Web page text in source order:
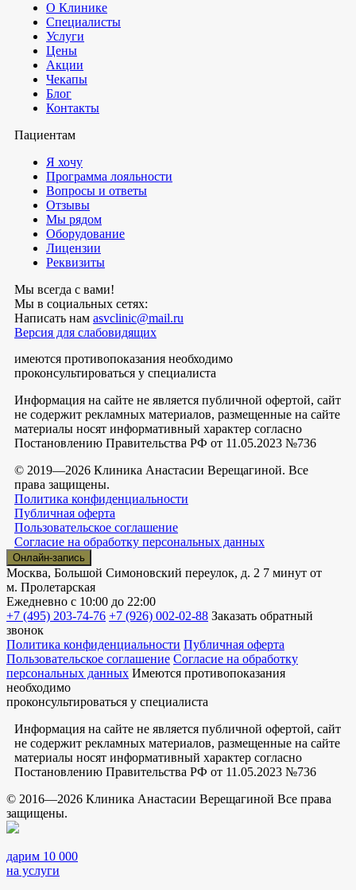
О Клинике
Специалисты
Услуги
Цены
Акции
Чекапы
Блог
Контакты
Пациентам
Я хочу
Программа лояльности
Вопросы и ответы
Отзывы
Мы рядом
Оборудование
Лицензии
Реквизиты
Мы всегда с вами!
Мы в социальных сетях:
Написать нам asvclinic@mail.ru
Версия для слабовидящих
имеются противопоказания необходимо
проконсультироваться у специалиста
Информация на сайте не является публичной офертой, сайт
не содержит рекламных материалов, размещенные на сайте
материалы носят информативный характер согласно
Постановлению Правительства РФ от 11.05.2023 №736
© 2019—2026 Клиника Анастасии Верещагиной. Все
права защищены.
Политика конфиденциальности
Публичная оферта
Пользовательское соглашение
Согласие на обработку персональных данных
Онлайн-запись
Москва, Большой Симоновский переулок, д. 2 7 минут от
м. Пролетарская
Ежедневно с 10:00 до 22:00
+7 (495) 203-74-76 +7 (926) 002-02-88 Заказать обратный
звонок
Политика конфиденциальности Публичная оферта
Пользовательское соглашение Согласие на обработку
персональных данных Имеются противопоказания
необходимо
проконсультироваться у специалиста
Информация на сайте не является публичной офертой, сайт
не содержит рекламных материалов, размещенные на сайте
материалы носят информативный характер согласно
Постановлению Правительства РФ от 11.05.2023 №736
© 2016—2026 Клиника Анастасии Верещагиной Все права
защищены.
дарим 10 000
на услуги